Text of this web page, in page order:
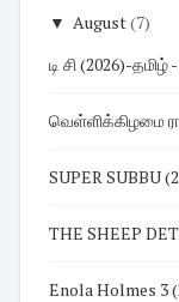
▼ August(7)
டி சி (2026)-
வெள்ளிக்கிழமை
THE SHEEP
Enola Holmes 3